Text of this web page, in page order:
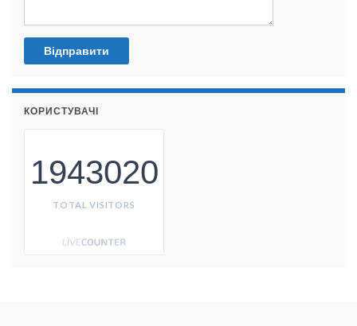
КОРИСТУВАЧІ
1943020
TOTAL VISITORS